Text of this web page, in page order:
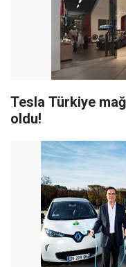
Tesla Türkiye
oldu!